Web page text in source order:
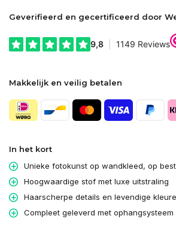
Geverifieerd en gecertificeerd door
Makkelijk en veilig betalen
In het kort
Unieke fotokunst op wandkleed, op
Hoogwaardige stof met luxe uitstraling
Haarscherpe details en levendige
Compleet geleverd met ophangsysteem